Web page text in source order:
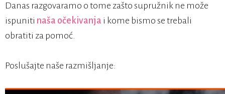
Danas razgovaramo o tome zašto supružnik ne može
ispuniti naša očekivanja i kome bismo se trebali
obratiti za pomoć.
Poslušajte naše razmišljanje: